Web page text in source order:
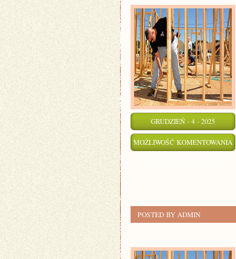
GRUDZIEŃ - 4 - 2025
MOŻLIWOŚĆ KOMENTOWANIA
POSTED BY ADMIN